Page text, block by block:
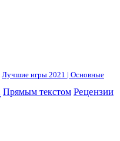
Лучшие игры 2021 | Основные
Прямым текстом Рецензии